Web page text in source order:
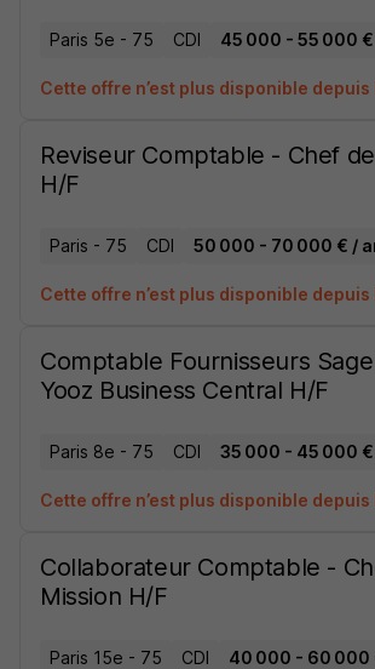
Paris 5e - 75 CDI 45 000 - 55 000 €
Cette offre n’est plus disponible
Reviseur Comptable - Chef
H/F
Paris - 75 CDI 50 000 - 70 000 € /
Cette offre n’est plus disponible
Comptable Fournisseurs
Yooz Business Central H/F
Paris 8e - 75 CDI 35 000 - 45 000 €
Cette offre n’est plus disponible
Collaborateur Comptable -
Mission H/F
Paris 15e - 75 CDI 40 000 - 60 000